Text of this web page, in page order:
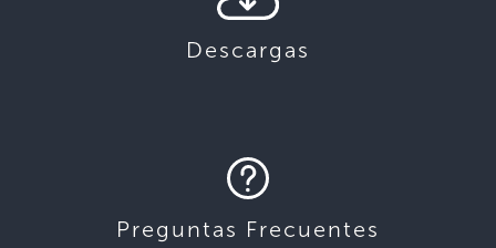
Descargas
Preguntas Frecuentes